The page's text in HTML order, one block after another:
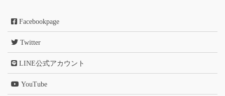
Facebookpage
Twitter
LINE公式アカウント
YouTube